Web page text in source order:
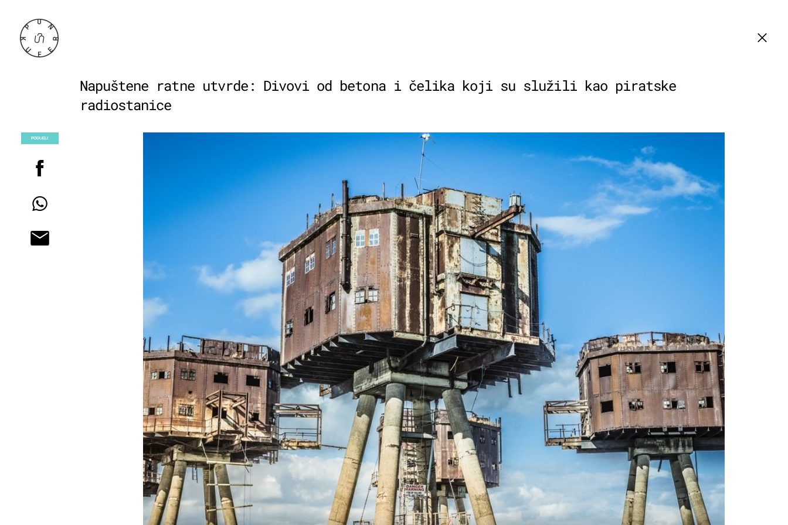
Napuštene ratne utvrde: Divovi od betona i čelika koji su služili kao piratske
radiostanice
PODIJELI
+2
FORT DOUAUMONT
Remek-djelo vojnog inženjerstva:
Podzemna utvrda koja je obilježila
Bitku za Verdun
+7
15 PITANJA
Kviz općeg znanja: Za one pred kojima
se i Google može sakriti
BEYOND TRAVEL GUIDES
Hrvatska kakvu nećete naći na
internetu: Upoznajte vodičicu koja
neutabanim putovima vodi do "prave"
Lijepe Naše